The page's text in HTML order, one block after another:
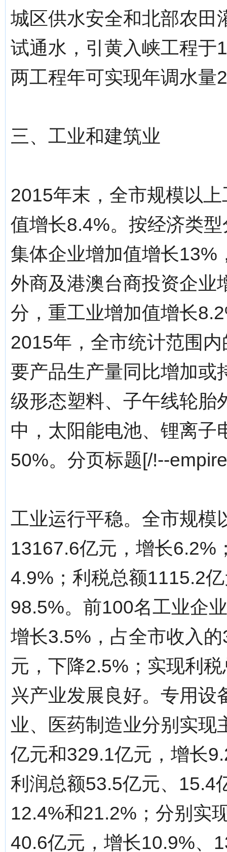
城区供水安全和北部农田
试通水，引黄入峡工程于
两工程年可实现年调水量
三、工业和建筑业
2015年末，全市规模以
值增长8.4%。按经济类
集体企业增加值增长13%
外商及港澳台商投资企业
分，重工业增加值增长
2015年，全市统计范围
要产品生产量同比增加或
级形态塑料、子午线轮胎
中，太阳能电池、锂离子
50%。分页标题[/!--
工业运行平稳。全市规模
13167.6亿元，增长6.2%
4.9%；利税总额1115.2
98.5%。前100名工业企
增长3.5%，占全市收入
元，下降2.5%；实现利
兴产业发展良好。专用设
业、医药制造业分别实现
亿元和329.1亿元，增长
利润总额53.5亿元、15.4
12.4%和21.2%；分别实
40.6亿元，增长10.9%、